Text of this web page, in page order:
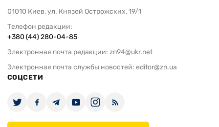
01010 Киев, ул. Князей Острожских, 19/1
Телефон редакции:
+380 (44) 280-04-85
Электронная почта редакции: zn94@ukr.net
Электронная почта службы новостей: editor@zn.ua
СОЦСЕТИ